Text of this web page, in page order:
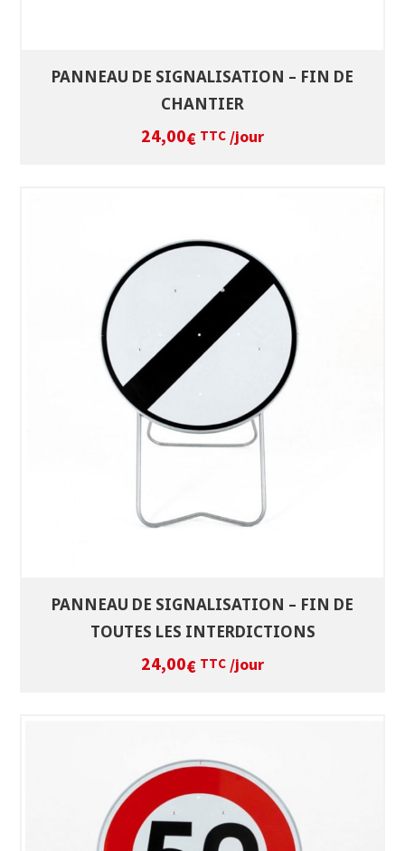
PANNEAU DE SIGNALISATION – FIN DE
CHANTIER
24,00€ TTC /jour
SÉLECTIONNEZ LES DATES
VOIR LE PRODUIT
PANNEAU DE SIGNALISATION – FIN DE
TOUTES LES INTERDICTIONS
24,00€ TTC /jour